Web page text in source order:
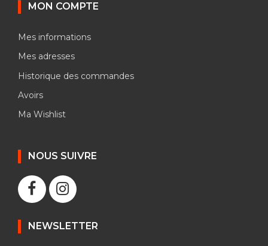
MON COMPTE
Mes informations
Mes adresses
Historique des commandes
Avoirs
Ma Wishlist
NOUS SUIVRE
NEWSLETTER